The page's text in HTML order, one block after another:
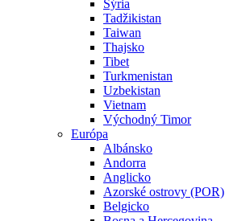
Sýria
Tadžikistan
Taiwan
Thajsko
Tibet
Turkmenistan
Uzbekistan
Vietnam
Východný Timor
Európa
Albánsko
Andorra
Anglicko
Azorské ostrovy (POR)
Belgicko